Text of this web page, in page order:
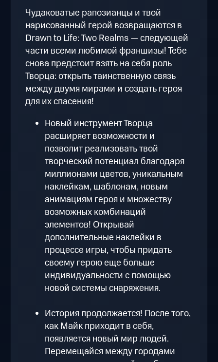
Чудаковатые рапозианцы и твой
нарисованный герой возвращаются в
Drawn to Life: Two Realms — следующей
части всеми любимой франшизы! Тебе
снова предстоит взять на себя роль
Творца: открыть таинственную связь
между двумя мирами и создать героя
для их спасения!
Новый инструмент Творца
расширяет возможности и
позволит реализовать твой
творческий потенциал благодаря
миллионами цветов, уникальным
наклейкам, шаблонам, новым
анимациям героя и множеству
возможных комбинаций
элементов! Открывай
дополнительные наклейки в
процессе игры, чтобы придать
своему герою еще больше
индивидуальности с помощью
новой системы снаряжения.
История продолжается! После того,
как Майк приходит в себя,
появляется новый мир людей.
Перемещайся между городами